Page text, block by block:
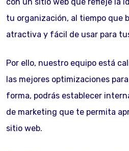
tu organización, al tiempo que
atractiva y fácil de usar para
Por ello, nuestro equipo está
las mejores optimizaciones
forma, podrás establecer
de marketing que te permita
sitio web.